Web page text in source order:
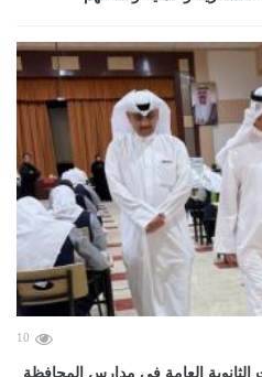
10
الثانوية العامة في مدارس المحافظة